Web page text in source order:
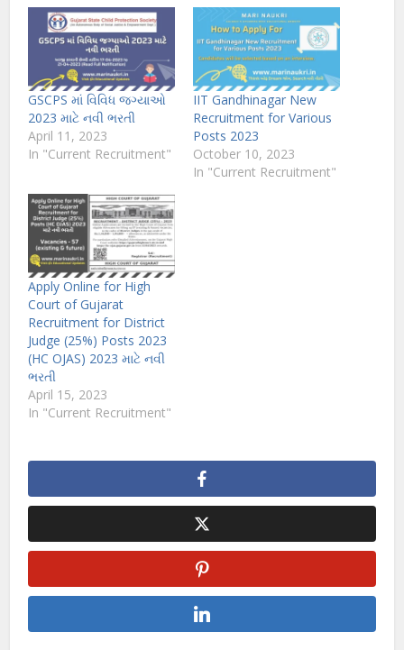
GSCPS માં વિવિધ જગ્યાઓ
2023 માટે નવી ભરતી
April 11, 2023
In "Current Recruitment"
IIT Gandhinagar New
Recruitment for Various
Posts 2023
October 10, 2023
In "Current Recruitment"
Apply Online for High
Court of Gujarat
Recruitment for District
Judge (25%) Posts 2023
(HC OJAS) 2023 માટે નવી
ભરતી
April 15, 2023
In "Current Recruitment"